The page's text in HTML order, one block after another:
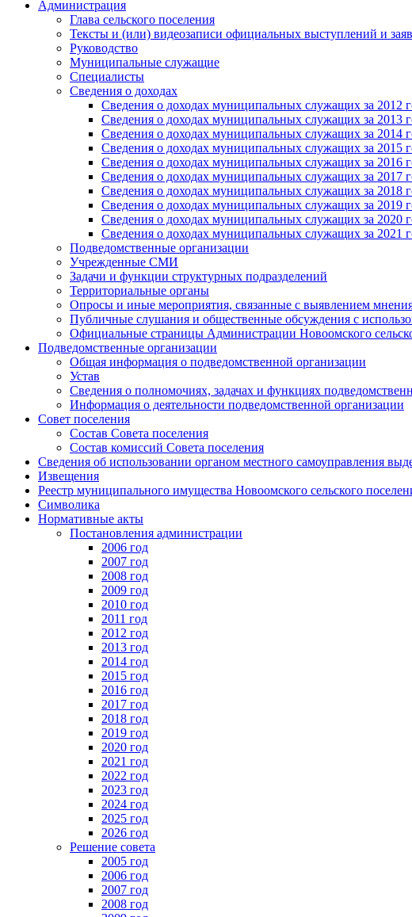
Администрация
Глава сельского поселения
Тексты и (или) видеозаписи официальных выступлений и
Руководство
Муниципальные служащие
Специалисты
Сведения о доходах
Сведения о доходах муниципальных служащих за 2012
Сведения о доходах муниципальных служащих за 2013
Сведения о доходах муниципальных служащих за 2014
Сведения о доходах муниципальных служащих за 2015
Сведения о доходах муниципальных служащих за 2016
Сведения о доходах муниципальных служащих за 2017
Сведения о доходах муниципальных служащих за 2018
Сведения о доходах муниципальных служащих за 2019
Сведения о доходах муниципальных служащих за 2020
Сведения о доходах муниципальных служащих за 2021
Подведомственные организации
Учрежденные СМИ
Задачи и функции структурных подразделений
Территориальные органы
Опросы и иные мероприятия, связанные с выявлением
Публичные слушания и общественные обсуждения с
Официальные страницы Администрации Новоомского
Подведомственные организации
Общая информация о подведомственной организации
Устав
Сведения о полномочиях, задачах и функциях
Информация о деятельности подведомственной организации
Совет поселения
Состав Совета поселения
Состав комиссий Совета поселения
Сведения об использовании органом местного самоуправления
Извещения
Реестр муниципального имущества Новоомского сельского
Символика
Нормативные акты
Постановления администрации
2006 год
2007 год
2008 год
2009 год
2010 год
2011 год
2012 год
2013 год
2014 год
2015 год
2016 год
2017 год
2018 год
2019 год
2020 год
2021 год
2022 год
2023 год
2024 год
2025 год
2026 год
Решение совета
2005 год
2006 год
2007 год
2008 год